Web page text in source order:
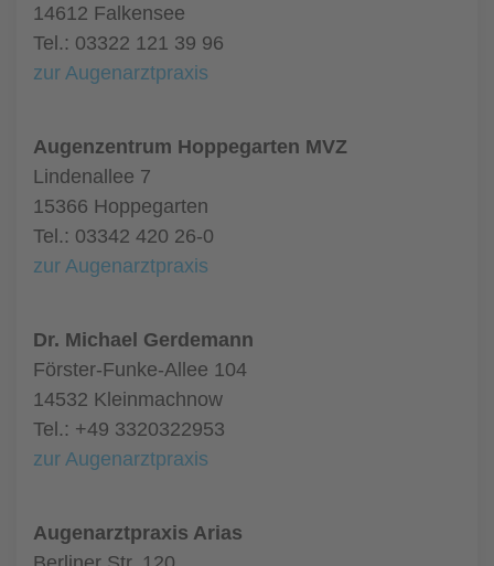
14612 Falkensee
Tel.: 03322 121 39 96
zur Augenarztpraxis
Augenzentrum Hoppegarten MVZ
Lindenallee 7
15366 Hoppegarten
Tel.: 03342 420 26-0
zur Augenarztpraxis
Dr. Michael Gerdemann
Förster-Funke-Allee 104
14532 Kleinmachnow
Tel.: +49 3320322953
zur Augenarztpraxis
Augenarztpraxis Arias